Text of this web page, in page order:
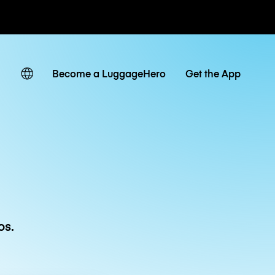
/ día
Become a LuggageHero Get the App